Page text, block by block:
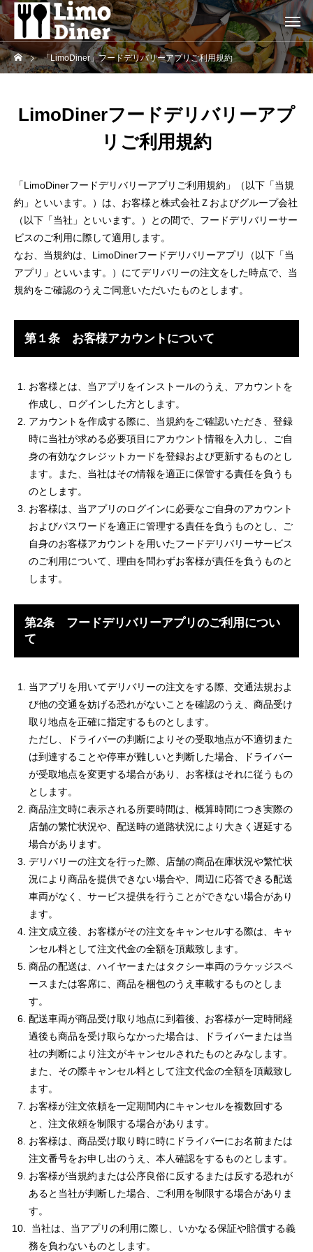
「LimoDiner」フードデリバリーアプリご利用規約
LimoDinerフードデリバリーアプ
リご利用規約
「LimoDinerフードデリバリーアプリご利用規約」（以下「当規
約」といいます。）は、お客様と株式会社Ｚおよびグループ会社
（以下「当社」といいます。）との間で、フードデリバリーサー
ビスのご利用に際して適用します。
なお、当規約は、LimoDinerフードデリバリーアプリ（以下「当
アプリ」といいます。）にてデリバリーの注文をした時点で、当
規約をご確認のうえご同意いただいたものとします。
第１条 お客様アカウントについて
お客様とは、当アプリをインストールのうえ、アカウントを
作成し、ログインした方とします。
アカウントを作成する際に、当規約をご確認いただき、登録
時に当社が求める必要項目にアカウント情報を入力し、ご自
身の有効なクレジットカードを登録および更新するものとし
ます。また、当社はその情報を適正に保管する責任を負うも
のとします。
お客様は、当アプリのログインに必要なご自身のアカウント
およびパスワードを適正に管理する責任を負うものとし、ご
自身のお客様アカウントを用いたフードデリバリーサービス
のご利用について、理由を問わずお客様が責任を負うものと
します。
第2条 フードデリバリーアプリのご利用につい
て
当アプリを用いてデリバリーの注文をする際、交通法規およ
び他の交通を妨げる恐れがないことを確認のうえ、商品受け
取り地点を正確に指定するものとします。
ただし、ドライバーの判断によりその受取地点が不適切また
は到達することや停車が難しいと判断した場合、ドライバー
が受取地点を変更する場合があり、お客様はそれに従うもの
とします。
商品注文時に表示される所要時間は、概算時間につき実際の
店舗の繁忙状況や、配送時の道路状況により大きく遅延する
場合があります。
デリバリーの注文を行った際、店舗の商品在庫状況や繁忙状
況により商品を提供できない場合や、周辺に応答できる配送
車両がなく、サービス提供を行うことができない場合があり
ます。
注文成立後、お客様がその注文をキャンセルする際は、キャ
ンセル料として注文代金の全額を頂戴致します。
商品の配送は、ハイヤーまたはタクシー車両のラケッジスペ
ースまたは客席に、商品を梱包のうえ車載するものとしま
す。
配送車両が商品受け取り地点に到着後、お客様が一定時間経
過後も商品を受け取らなかった場合は、ドライバーまたは当
社の判断により注文がキャンセルされたものとみなします。
また、その際キャンセル料として注文代金の全額を頂戴致し
ます。
お客様が注文依頼を一定期間内にキャンセルを複数回する
と、注文依頼を制限する場合があります。
お客様は、商品受け取り時に時にドライバーにお名前または
注文番号をお申し出のうえ、本人確認をするものとします。
お客様が当規約または公序良俗に反するまたは反する恐れが
あると当社が判断した場合、ご利用を制限する場合がありま
す。
当社は、当アプリの利用に際し、いかなる保証や賠償する義
務を負わないものとします。